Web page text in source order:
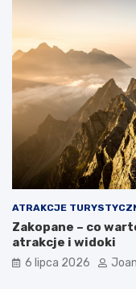
ATRAKCJE
Zakopane – co
atrakcje i widoki
6 lipca 2026